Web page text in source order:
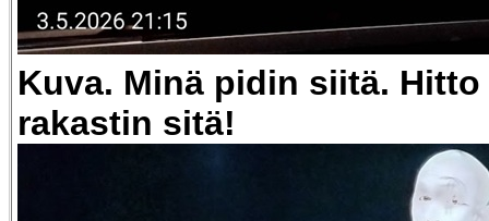
Kuva. Minä pidin siitä. Hitto
rakastin sitä!